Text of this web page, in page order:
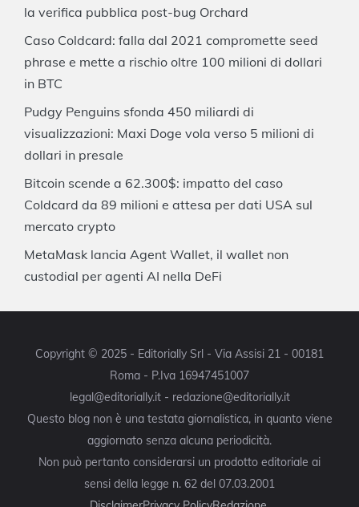
la verifica pubblica post-bug Orchard
Caso Coldcard: falla dal 2021 compromette seed
phrase e mette a rischio oltre 100 milioni di dollari
in BTC
Pudgy Penguins sfonda 450 miliardi di
visualizzazioni: Maxi Doge vola verso 5 milioni di
dollari in presale
Bitcoin scende a 62.300$: impatto del caso
Coldcard da 89 milioni e attesa per dati USA sul
mercato crypto
MetaMask lancia Agent Wallet, il wallet non
custodial per agenti AI nella DeFi
Copyright © 2025 - Editorially Srl - Via Assisi 21 - 00181
Roma - P.Iva 16947451007
legal@editorially.it - redazione@editorially.it
Questo blog non è una testata giornalistica, in quanto viene
aggiornato senza alcuna periodicità.
Non può pertanto considerarsi un prodotto editoriale ai
sensi della legge n. 62 del 07.03.2001